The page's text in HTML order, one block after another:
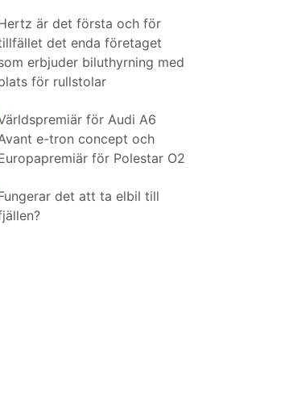
är det första och för
det enda företaget
erbjuder biluthyrning med
för rullstolar
för Audi A6
e-tron concept och
för Polestar O2
det att ta elbil till